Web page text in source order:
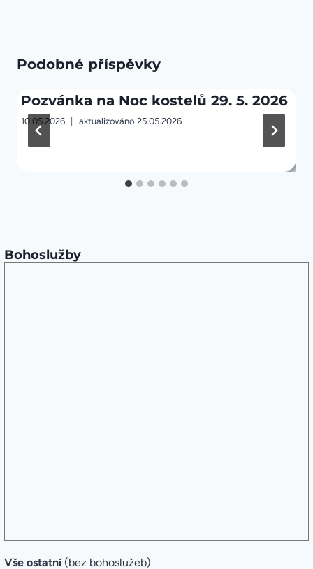
Podobné příspěvky
Pozvánka na Noc kostelů 29. 5. 2026
10.05.2026 aktualizováno 25.05.2026
Bohoslužby
Vše ostatní (bez bohoslužeb)